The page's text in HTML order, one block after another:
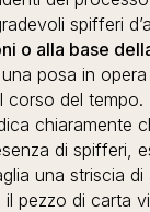
spifferi
o alla base
posa in opera
corso del tempo.
chiaramente
di spifferi,
una striscia di
pezzo di carta